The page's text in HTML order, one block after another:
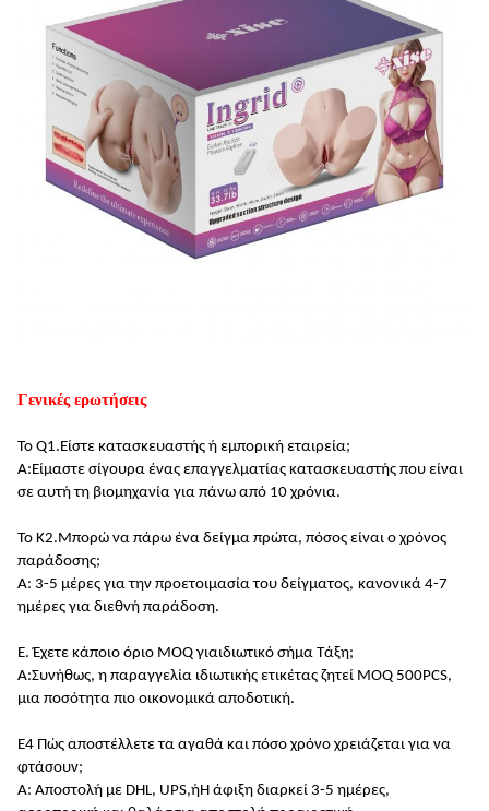
Γενικές ερωτήσεις
Το Q1.Είστε κατασκευαστής ή εμπορική εταιρεία;
Α:Είμαστε σίγουρα ένας επαγγελματίας κατασκευαστής που είναι
σε αυτή τη βιομηχανία για πάνω από 10 χρόνια.
Το Κ2.Μπορώ να πάρω ένα δείγμα πρώτα, πόσος είναι ο χρόνος
παράδοσης;
Α: 3-5 μέρες για την προετοιμασία του δείγματος, κανονικά 4-7
ημέρες για διεθνή παράδοση.
Ε. Έχετε κάποιο όριο MOQ γιαιδιωτικό σήμα Τάξη;
Α:Συνήθως, η παραγγελία ιδιωτικής ετικέτας ζητεί MOQ 500PCS,
μια ποσότητα πιο οικονομικά αποδοτική.
Ε4 Πώς αποστέλλετε τα αγαθά και πόσο χρόνο χρειάζεται για να
φτάσουν;
Α: Αποστολή με DHL, UPS,ήΗ άφιξη διαρκεί 3-5 ημέρες,